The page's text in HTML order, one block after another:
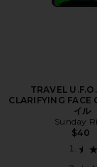
TRAVEL
CLARIFYING FACE
イル
Sunday
$40